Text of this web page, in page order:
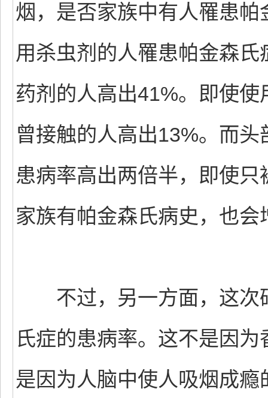
烟，是否家族中有人罹患
用杀虫剂的人罹患帕金森
药剂的人高出41%。即使
曾接触的人高出13%。而
患病率高出两倍半，即使
家族有帕金森氏病史，也会
不过，另一方面，这次
氏症的患病率。这不是因
是因为人脑中使人吸烟成